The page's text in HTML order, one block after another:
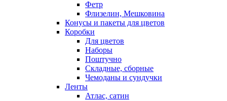
Фетр
Флизелин, Мешковина
Конусы и пакеты для цветов
Коробки
Для цветов
Наборы
Поштучно
Складные, сборные
Чемоданы и сундучки
Ленты
Атлас, сатин